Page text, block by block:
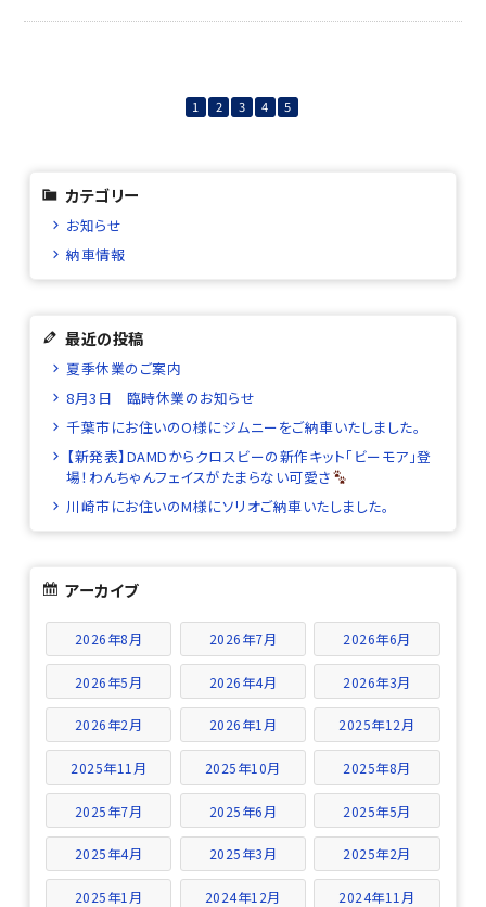
1 2 3 4 5
カテゴリー
お知らせ
納車情報
最近の投稿
夏季休業のご案内
8月3日 臨時休業のお知らせ
千葉市にお住いのO様にジムニーをご納車いたしました。
【新発表】DAMDからクロスビーの新作キット「ビーモア」登
場！わんちゃんフェイスがたまらない可愛さ
川崎市にお住いのM様にソリオご納車いたしました。
アーカイブ
2026年8月 2026年7月 2026年6月
2026年5月 2026年4月 2026年3月
2026年2月 2026年1月 2025年12月
2025年11月 2025年10月 2025年8月
2025年7月 2025年6月 2025年5月
2025年4月 2025年3月 2025年2月
2025年1月 2024年12月 2024年11月